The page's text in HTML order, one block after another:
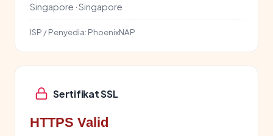
Singapore · Singapore
ISP / Penyedia: PhoenixNAP
Sertifikat SSL
HTTPS Valid